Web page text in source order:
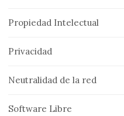
Propiedad Intelectual
Privacidad
Neutralidad de la red
Software Libre